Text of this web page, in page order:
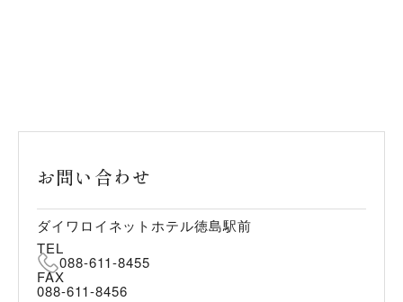
お問い合わせ
ダイワロイネットホテル徳島駅前
TEL
088-611-8455
FAX
088-611-8456